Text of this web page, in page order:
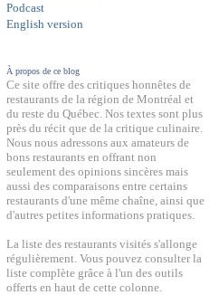
Podcast
English version
À propos de ce blog
Ce site offre des critiques honnêtes de
restaurants de la région de Montréal et
du reste du Québec. Nos textes sont plus
près du récit que de la critique culinaire.
Nous nous adressons aux amateurs de
bons restaurants en offrant non
seulement des opinions sincères mais
aussi des comparaisons entre certains
restaurants d'une même chaîne, ainsi que
d'autres petites informations pratiques.
La liste des restaurants visités s'allonge
régulièrement. Vous pouvez consulter la
liste complète grâce à l'un des outils
offerts en haut de cette colonne.